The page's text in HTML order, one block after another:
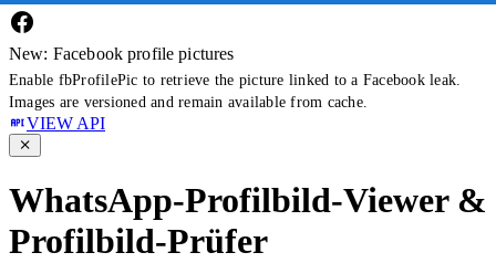
New: Facebook profile pictures
Enable fbProfilePic to retrieve the picture linked to a Facebook leak.
Images are versioned and remain available from cache.
VIEW API
WhatsApp-Profilbild-Viewer &
Profilbild-Prüfer